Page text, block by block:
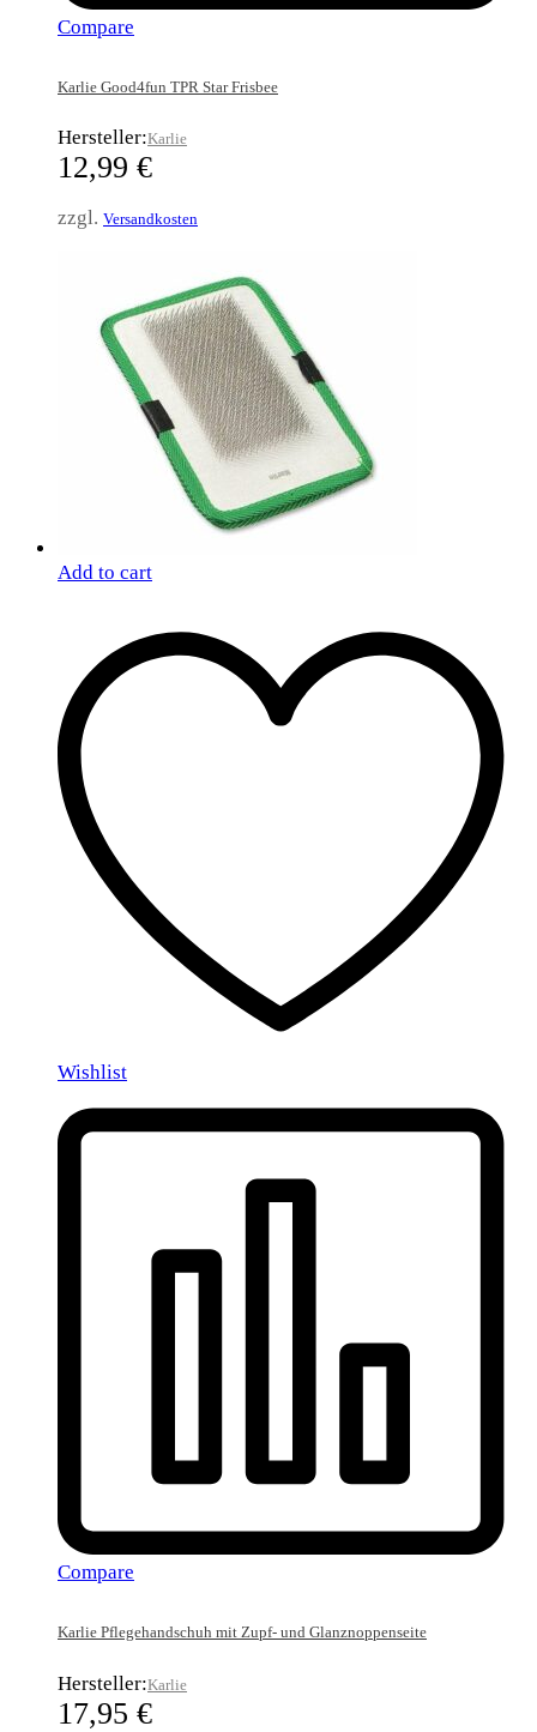
Compare
Karlie Good4fun TPR Star Frisbee
Hersteller:Karlie
12,99 €
zzgl. Versandkosten
Add to cart
Wishlist
Compare
Karlie Pflegehandschuh mit Zupf- und Glanznoppenseite
Hersteller:Karlie
17,95 €